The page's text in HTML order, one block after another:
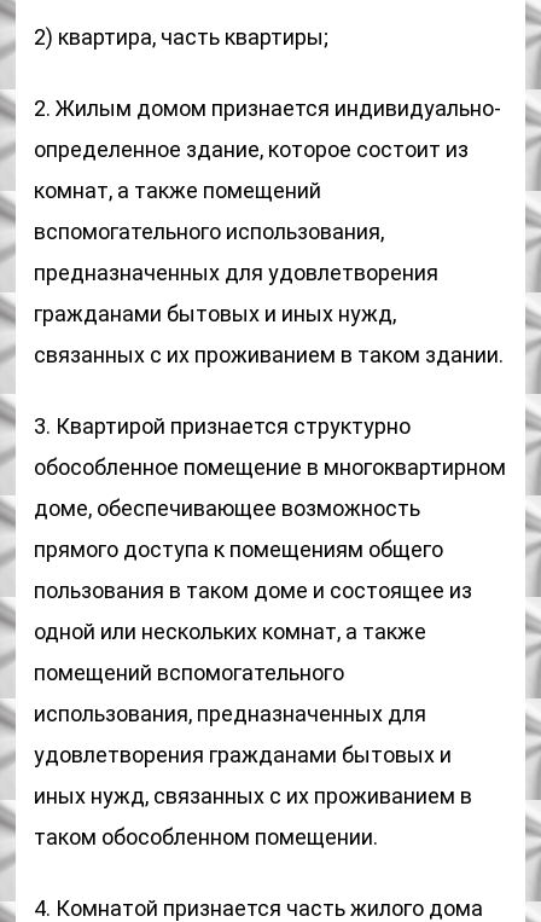
2) квартира, часть квартиры;
2. Жилым домом признается индивидуально-
определенное здание, которое состоит из
комнат, а также помещений
вспомогательного использования,
предназначенных для удовлетворения
гражданами бытовых и иных нужд,
связанных с их проживанием в таком здании.
3. Квартирой признается структурно
обособленное помещение в многоквартирном
доме, обеспечивающее возможность
прямого доступа к помещениям общего
пользования в таком доме и состоящее из
одной или нескольких комнат, а также
помещений вспомогательного
использования, предназначенных для
удовлетворения гражданами бытовых и
иных нужд, связанных с их проживанием в
таком обособленном помещении.
4. Комнатой признается часть жилого дома